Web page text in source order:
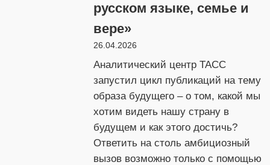
сужается
русском языке, семье и
вере»
26.04.2026
Аналитический центр ТАСС
запустил цикл публикаций на тему
образа будущего – о том, какой мы
хотим видеть нашу страну в
будущем и как этого достичь?
Ответить на столь амбициозный
вызов возможно только с помощью